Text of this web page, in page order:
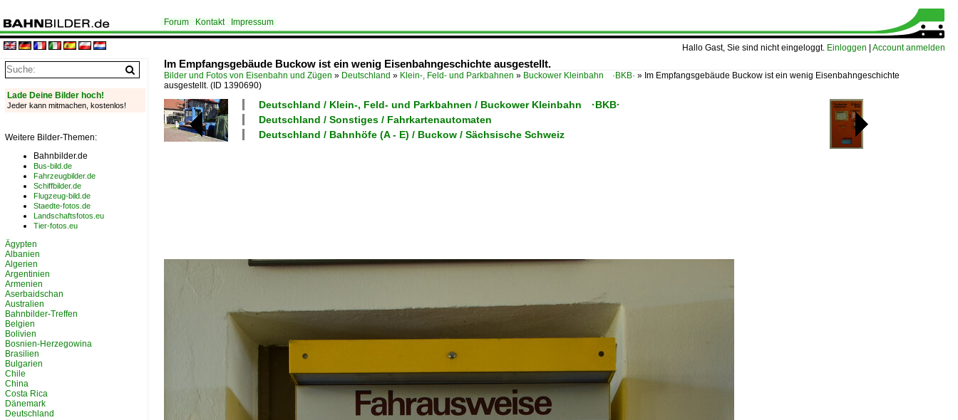
Hallo Gast, Sie sind nicht eingeloggt. Einloggen Account anmelden
Forum Kontakt Impressum
Im Empfangsgebäude Buckow ist ein wenig Eisenbahngeschichte ausgestellt.
Bilder und Fotos von Eisenbahn und Zügen » Deutschland » Klein-, Feld- und Parkbahnen » Buckower Kleinbahn ·BKB· » Im Empfangsgebäude Buckow ist ein wenig Eisenbahngeschichte
ausgestellt. (ID 1390690)
Deutschland / Klein-, Feld- und Parkbahnen / Buckower Kleinbahn ·BKB·
Deutschland / Sonstiges / Fahrkartenautomaten
Deutschland / Bahnhöfe (A - E) / Buckow / Sächsische Schweiz
Lade Deine Bilder hoch!
Jeder kann mitmachen, kostenlos!
Weitere Bilder-Themen:
Bahnbilder.de
Bus-bild.de
Fahrzeugbilder.de
Schiffbilder.de
Flugzeug-bild.de
Staedte-fotos.de
Landschaftsfotos.eu
Tier-fotos.eu
Ägypten
Albanien
Algerien
Argentinien
Armenien
Aserbaidschan
Australien
Bahnbilder-Treffen
Belgien
Bolivien
Bosnien-Herzegowina
Brasilien
Bulgarien
Chile
China
Costa Rica
Dänemark
Deutschland